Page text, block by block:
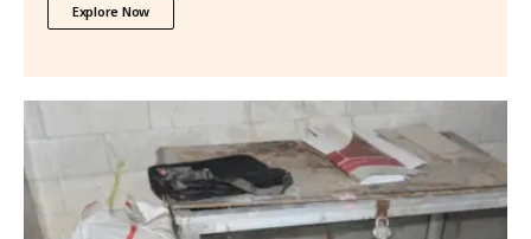
Explore Now